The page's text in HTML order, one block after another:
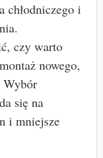
chłodniczego i
czy warto
nowego,
Wybór
się na
i mniejsze